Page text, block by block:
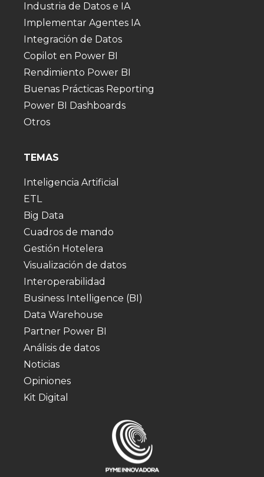
Industria de Datos e IA
Implementar Agentes IA
Integración de Datos
Copilot en Power BI
Rendimiento Power BI
Buenas Prácticas Reporting
Power BI Dashboards
Otros
TEMAS
Inteligencia Artificial
ETL
Big Data
Cuadros de mando
Gestión Hotelera
Visualización de datos
Interoperabilidad
Business Intelligence (BI)
Data Warehouse
Partner Power BI
Análisis de datos
Noticias
Opiniones
Kit Digital